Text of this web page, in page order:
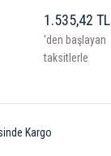
1.535,42 TL
'den başlayan
taksitlerle
Kargo